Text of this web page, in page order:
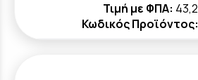
Τιμή με ΦΠΑ:
Κωδικός Προϊόντος: